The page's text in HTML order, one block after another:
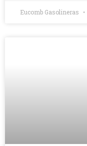
Eucomb Gasolineras